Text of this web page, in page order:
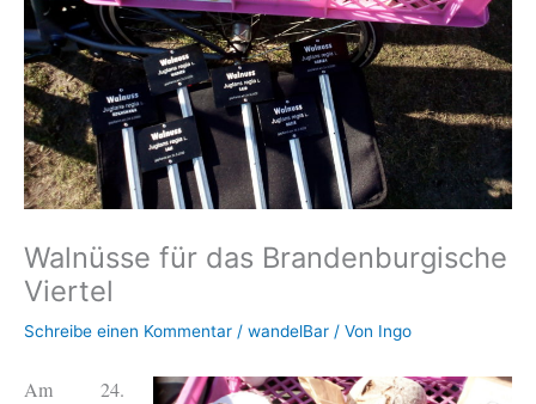
Walnüsse für das Brandenburgische
Viertel
Schreibe einen Kommentar / wandelBar / Von Ingo
Am 24.